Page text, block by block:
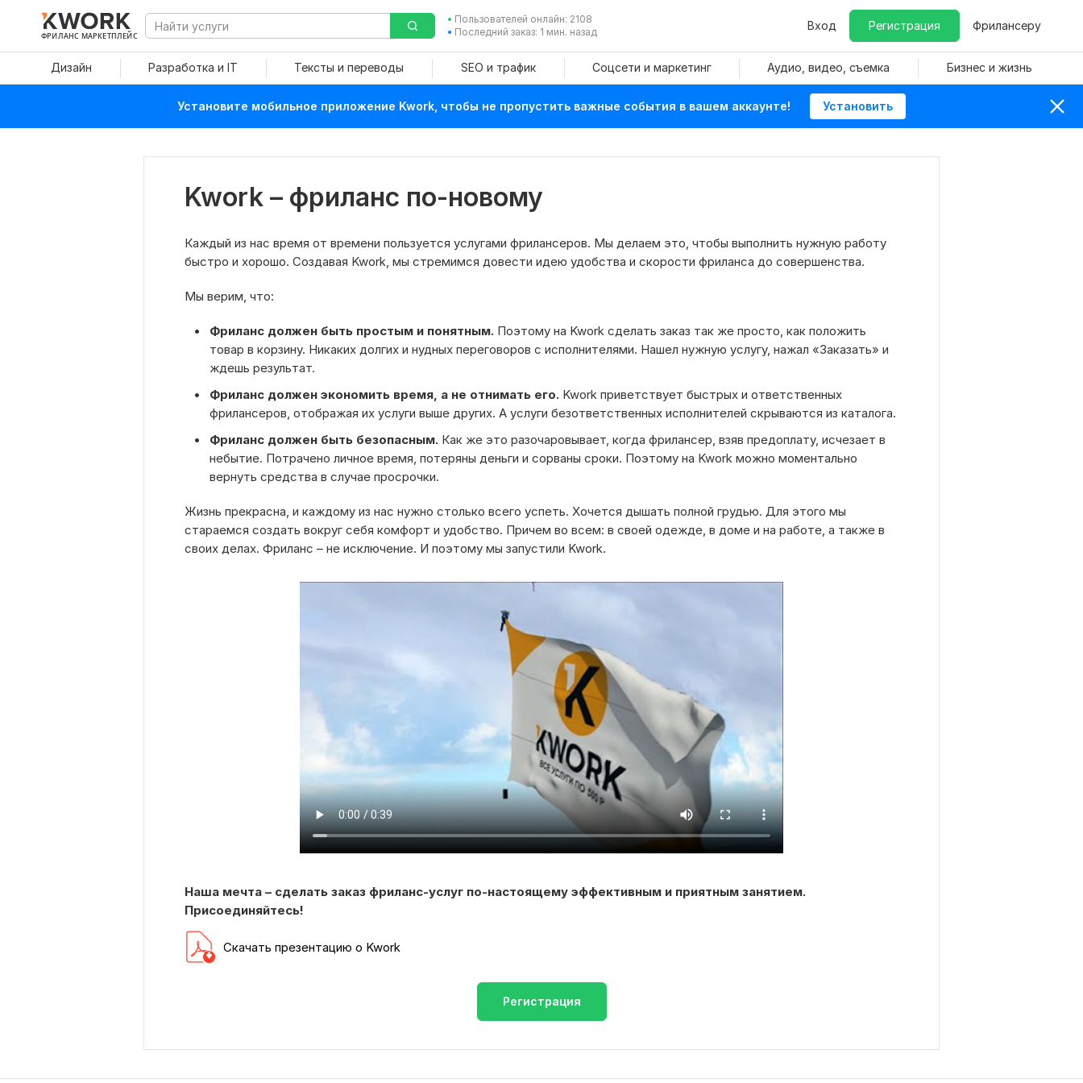
ФРИЛАНС МАРКЕТПЛЕЙС
Пользователей онлайн: 2108
Последний заказ: 1 мин. назад
Вход Регистрация Фрилансеру
Дизайн Разработка и IT Тексты и переводы SEO и трафик Соцсети и маркетинг Аудио, видео, съемка Бизнес и жизнь
Установите мобильное приложение Kwork, чтобы не пропустить важные события в вашем аккаунте! Установить
Kwork – фриланс по-новому
Каждый из нас время от времени пользуется услугами фрилансеров. Мы делаем это, чтобы выполнить нужную работу
быстро и хорошо. Создавая Kwork, мы стремимся довести идею удобства и скорости фриланса до совершенства.
Мы верим, что:
Фриланс должен быть простым и понятным. Поэтому на Kwork сделать заказ так же просто, как положить
товар в корзину. Никаких долгих и нудных переговоров с исполнителями. Нашел нужную услугу, нажал «Заказать» и
ждешь результат.
Фриланс должен экономить время, а не отнимать его. Kwork приветствует быстрых и ответственных
фрилансеров, отображая их услуги выше других. А услуги безответственных исполнителей скрываются из каталога.
Фриланс должен быть безопасным. Как же это разочаровывает, когда фрилансер, взяв предоплату, исчезает в
небытие. Потрачено личное время, потеряны деньги и сорваны сроки. Поэтому на Kwork можно моментально
вернуть средства в случае просрочки.
Жизнь прекрасна, и каждому из нас нужно столько всего успеть. Хочется дышать полной грудью. Для этого мы
стараемся создать вокруг себя комфорт и удобство. Причем во всем: в своей одежде, в доме и на работе, а также в
своих делах. Фриланс – не исключение. И поэтому мы запустили Kwork.
Наша мечта – сделать заказ фриланс-услуг по-настоящему эффективным и приятным занятием.
Присоединяйтесь!
Скачать презентацию о Kwork
Регистрация